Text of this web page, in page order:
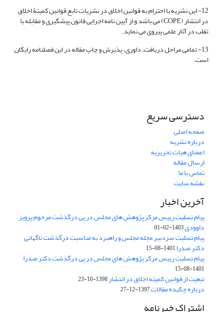
12- این نشریه با احترام به قوانین اخلاق در نشریات تابع قوانین کمیتۀ اخلاق
در انتشار(COPE) می باشد و از آیین نامه اجرایی قانون پیشگیری و مقابله با
تقلب در آثار علمی پیروی می نماید.
13- تمامی مراحل دریافت، داوری، پذیرش و چاپ مقاله در این فصلنامه رایگان
است.
دسترسی سریع
صفحه اصلی
درباره نشریه
اعضای هیات تحریریه
ارسال مقاله
تماس با ما
نقشه سایت
آخرین اخبار
پیام تسلیت رییس مرکز پژوهش های مجلس در پی درگذشت مرحوم پرویز
داوودی1403-02-01
پیام تسلیت سردبیر مجله مجلس و راهبرد به مناسبت درگذشت ناگهانی
دکتر صدرا1401-08-15
پیام تسلیت رییس مرکز پژوهش های مجلس در پی درگذشت دکتر صدرا
1401-08-15
تبعیت از قوانین کمیته اخلاق در انتشار1398-10-23
درباره چکیده مقالات1397-12-27
اشتراک خبرنامه